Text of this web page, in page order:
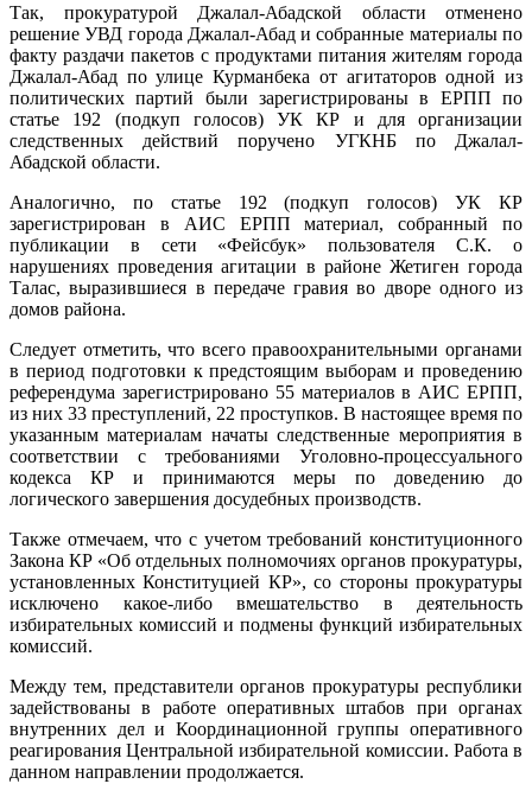
Так, прокуратурой Джалал-Абадской области отменено
решение УВД города Джалал-Абад и собранные материалы по
факту раздачи пакетов с продуктами питания жителям города
Джалал-Абад по улице Курманбека от агитаторов одной из
политических партий были зарегистрированы в ЕРПП по
статье 192 (подкуп голосов) УК КР и для организации
следственных действий поручено УГКНБ по Джалал-
Абадской области.
Аналогично, по статье 192 (подкуп голосов) УК КР
зарегистрирован в АИС ЕРПП материал, собранный по
публикации в сети «Фейсбук» пользователя С.К. о
нарушениях проведения агитации в районе Жетиген города
Талас, выразившиеся в передаче гравия во дворе одного из
домов района.
Следует отметить, что всего правоохранительными органами
в период подготовки к предстоящим выборам и проведению
референдума зарегистрировано 55 материалов в АИС ЕРПП,
из них 33 преступлений, 22 проступков. В настоящее время по
указанным материалам начаты следственные мероприятия в
соответствии с требованиями Уголовно-процессуального
кодекса КР и принимаются меры по доведению до
логического завершения досудебных производств.
Также отмечаем, что с учетом требований конституционного
Закона КР «Об отдельных полномочиях органов прокуратуры,
установленных Конституцией КР», со стороны прокуратуры
исключено какое-либо вмешательство в деятельность
избирательных комиссий и подмены функций избирательных
комиссий.
Между тем, представители органов прокуратуры республики
задействованы в работе оперативных штабов при органах
внутренних дел и Координационной группы оперативного
реагирования Центральной избирательной комиссии. Работа в
данном направлении продолжается.